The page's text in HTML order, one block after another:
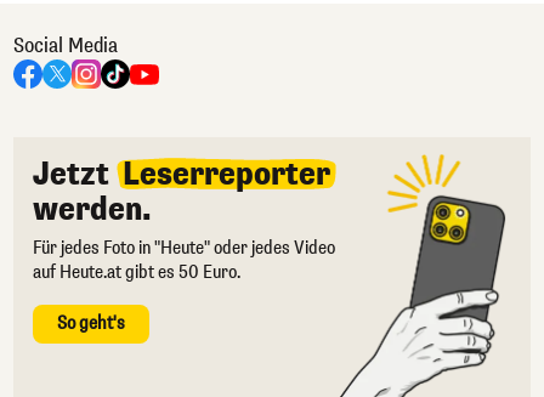
Social Media
Jetzt Leserreporter
werden.
Für jedes Foto in "Heute" oder jedes Video
auf Heute.at gibt es 50 Euro.
So geht's